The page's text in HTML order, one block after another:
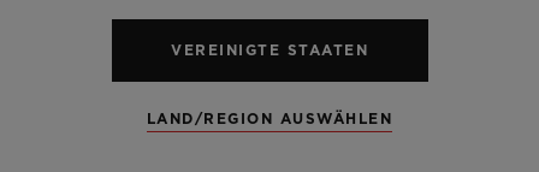
VEREINIGTE STAATEN
LAND/REGION AUSWÄHLEN